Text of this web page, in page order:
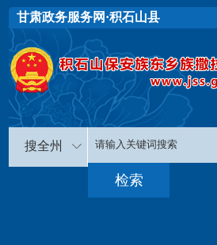
甘肃政务服务网·积石山县
搜全州